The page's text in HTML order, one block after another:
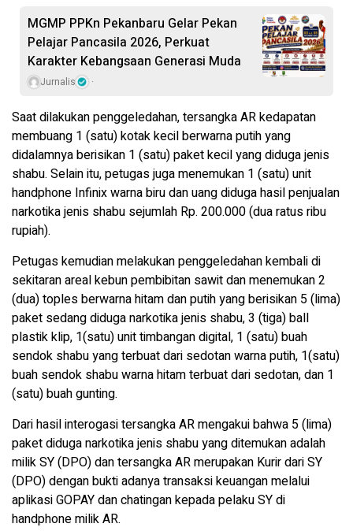
MGMP PPKn Pekanbaru Gelar Pekan
Pelajar Pancasila 2026, Perkuat
Karakter Kebangsaan Generasi Muda
Jurnalis
Saat dilakukan penggeledahan, tersangka AR kedapatan
membuang 1 (satu) kotak kecil berwarna putih yang
didalamnya berisikan 1 (satu) paket kecil yang diduga jenis
shabu. Selain itu, petugas juga menemukan 1 (satu) unit
handphone Infinix warna biru dan uang diduga hasil penjualan
narkotika jenis shabu sejumlah Rp. 200.000 (dua ratus ribu
rupiah).
Petugas kemudian melakukan penggeledahan kembali di
sekitaran areal kebun pembibitan sawit dan menemukan 2
(dua) toples berwarna hitam dan putih yang berisikan 5 (lima)
paket sedang diduga narkotika jenis shabu, 3 (tiga) ball
plastik klip, 1(satu) unit timbangan digital, 1 (satu) buah
sendok shabu yang terbuat dari sedotan warna putih, 1(satu)
buah sendok shabu warna hitam terbuat dari sedotan, dan 1
(satu) buah gunting.
Dari hasil interogasi tersangka AR mengakui bahwa 5 (lima)
paket diduga narkotika jenis shabu yang ditemukan adalah
milik SY (DPO) dan tersangka AR merupakan Kurir dari SY
(DPO) dengan bukti adanya transaksi keuangan melalui
aplikasi GOPAY dan chatingan kepada pelaku SY di
handphone milik AR.